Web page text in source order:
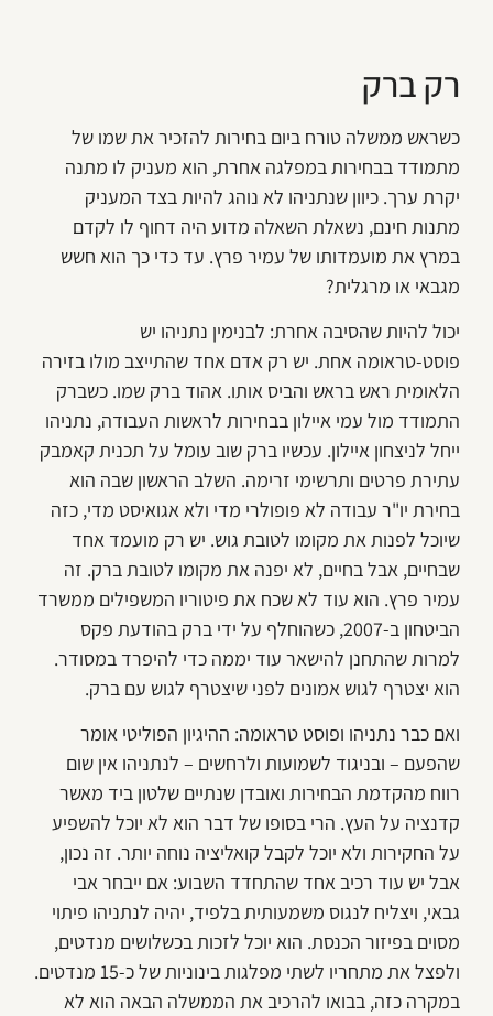
רק ברק
כשראש ממשלה טורח ביום בחירות להזכיר את שמו של
מתמודד בבחירות במפלגה אחרת, הוא מעניק לו מתנה
יקרת ערך. כיוון שנתניהו לא נוהג להיות בצד המעניק
מתנות חינם, נשאלת השאלה מדוע היה דחוף לו לקדם
במרץ את מועמדותו של עמיר פרץ. עד כדי כך הוא חשש
מגבאי או מרגלית?
יכול להיות שהסיבה אחרת: לבנימין נתניהו יש
פוסט-טראומה אחת. יש רק אדם אחד שהתייצב מולו בזירה
הלאומית ראש בראש והביס אותו. אהוד ברק שמו. כשברק
התמודד מול עמי איילון בבחירות לראשות העבודה, נתניהו
ייחל לניצחון איילון. עכשיו ברק שוב עומל על תכנית קאמבק
עתירת פרטים ותרשימי זרימה. השלב הראשון שבה הוא
בחירת יו"ר עבודה לא פופולרי מדי ולא אגואיסט מדי, כזה
שיוכל לפנות את מקומו לטובת גוש. יש רק מועמד אחד
שבחיים, אבל בחיים, לא יפנה את מקומו לטובת ברק. זה
עמיר פרץ. הוא עוד לא שכח את פיטוריו המשפילים ממשרד
הביטחון ב-2007, כשהוחלף על ידי ברק בהודעת פקס
למרות שהתחנן להישאר עוד יממה כדי להיפרד במסודר.
הוא יצטרף לגוש אמונים לפני שיצטרף לגוש עם ברק.
ואם כבר נתניהו ופוסט טראומה: ההיגיון הפוליטי אומר
שהפעם – ובניגוד לשמועות ולרחשים – לנתניהו אין שום
רווח מהקדמת הבחירות ואובדן שנתיים שלטון ביד מאשר
קדנציה על העץ. הרי בסופו של דבר הוא לא יוכל להשפיע
על החקירות ולא יוכל לקבל קואליציה נוחה יותר. זה נכון,
אבל יש עוד רכיב אחד שהתחדד השבוע: אם ייבחר אבי
גבאי, ויצליח לנגוס משמעותית בלפיד, יהיה לנתניהו פיתוי
מסוים בפיזור הכנסת. הוא יוכל לזכות בכשלושים מנדטים,
ולפצל את מתחריו לשתי מפלגות בינוניות של כ-15 מנדטים.
במקרה כזה, בבואו להרכיב את הממשלה הבאה הוא לא